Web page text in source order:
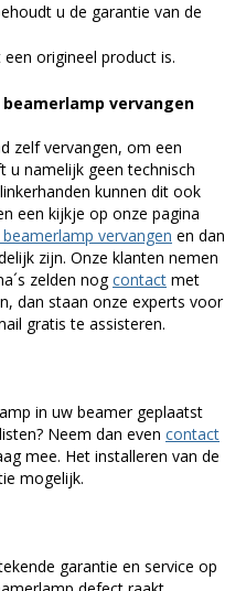
u de garantie van de
origineel product is.
beamerlamp vervangen
zelf vervangen, om een
u namelijk geen technisch
kunnen dit ook
een kijkje op onze pagina
vervangen en dan
zijn. Onze klanten nemen
zelden nogcontact met
dan staan onze experts voor
gratis te assisteren.
in uw beamer geplaatst
Neem dan even contact
mee. Het installeren van de
mogelijk.
garantie en service op